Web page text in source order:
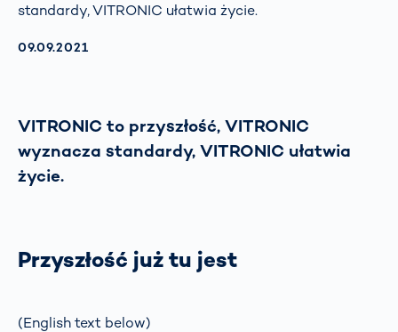
standardy, VITRONIC ułatwia życie.
AKTUALISIERT AM:
09.09.2021
VITRONIC to przyszłość, VITRONIC
wyznacza standardy, VITRONIC ułatwia
życie.
Przyszłość już tu jest
(English text below)